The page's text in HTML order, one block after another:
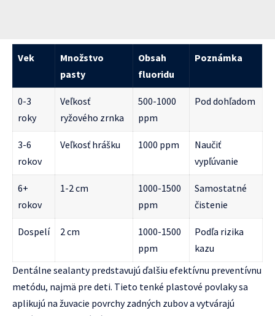
Vek
Množstvo
pasty
Obsah
fluoridu
Poznámka
0-3
roky
Veľkosť
ryžového zrnka
500-1000
ppm
Pod dohľadom
3-6
rokov
Veľkosť hrášku 1000 ppm
Naučiť
vypľúvanie
6+
rokov
1-2 cm
1000-1500
ppm
Samostatné
čistenie
Dospelí 2 cm
1000-1500
ppm
Podľa rizika
kazu
Dentálne sealanty predstavujú ďalšiu efektívnu preventívnu
metódu, najmä pre deti. Tieto tenké plastové povlaky sa
aplikujú na žuvacie povrchy zadných zubov a vytvárajú